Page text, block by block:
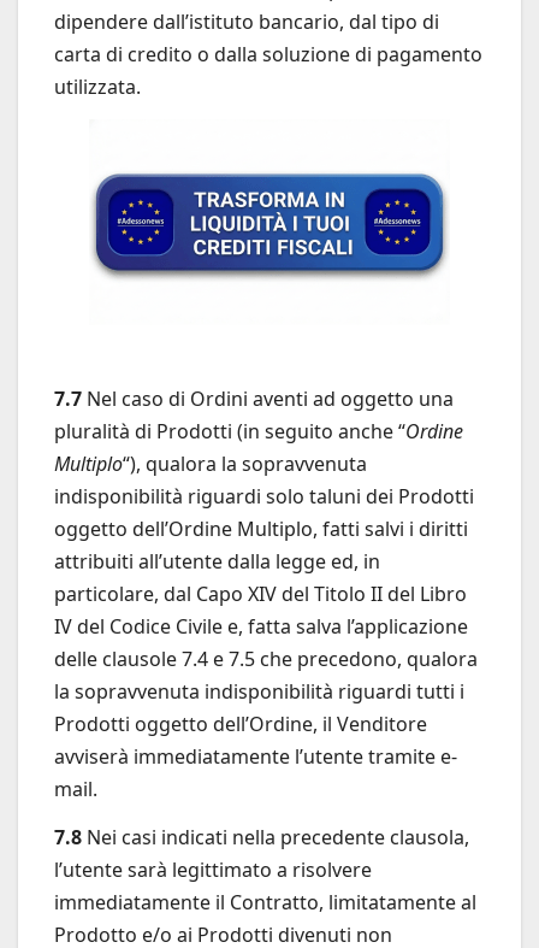
dipendere dall’istituto bancario, dal tipo di
carta di credito o dalla soluzione di pagamento
utilizzata.
7.7 Nel caso di Ordini aventi ad oggetto una
pluralità di Prodotti (in seguito anche “Ordine
Multiplo“), qualora la sopravvenuta
indisponibilità riguardi solo taluni dei Prodotti
oggetto dell’Ordine Multiplo, fatti salvi i diritti
attribuiti all’utente dalla legge ed, in
particolare, dal Capo XIV del Titolo II del Libro
IV del Codice Civile e, fatta salva l’applicazione
delle clausole 7.4 e 7.5 che precedono, qualora
la sopravvenuta indisponibilità riguardi tutti i
Prodotti oggetto dell’Ordine, il Venditore
avviserà immediatamente l’utente tramite e-
mail.
7.8 Nei casi indicati nella precedente clausola,
l’utente sarà legittimato a risolvere
immediatamente il Contratto, limitatamente al
Prodotto e/o ai Prodotti divenuti non